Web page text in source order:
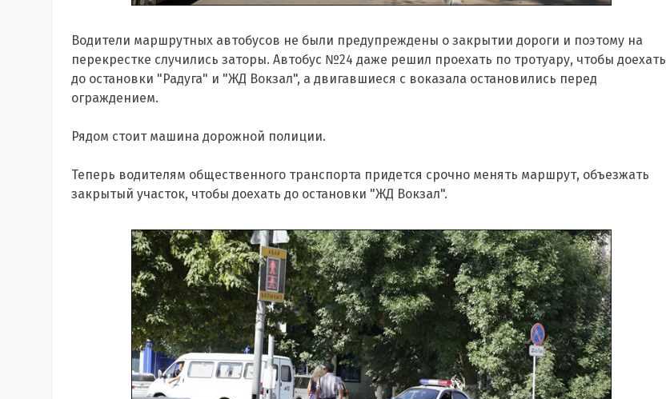
Водители маршрутных автобусов не были предупреждены о закрытии дороги и поэтому на
перекрестке случились заторы. Автобус №24 даже решил проехать по тротуару, чтобы доехать
до остановки "Радуга" и "ЖД Вокзал", а двигавшиеся с воказала остановились перед
ограждением.
Рядом стоит машина дорожной полиции.
Теперь водителям общественного транспорта придется срочно менять маршрут, объезжать
закрытый участок, чтобы доехать до остановки "ЖД Вокзал".